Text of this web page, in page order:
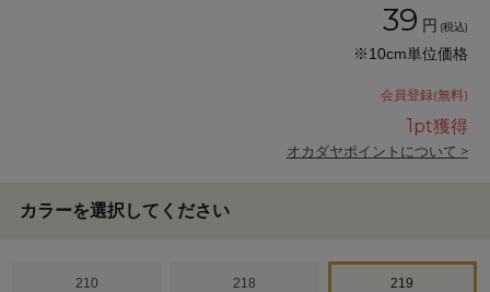
39 円 (税込)
※10cm単位価格
会員登録(無料)
1pt獲得
オカダヤポイントについて >
カラーを選択してください
210 218 219